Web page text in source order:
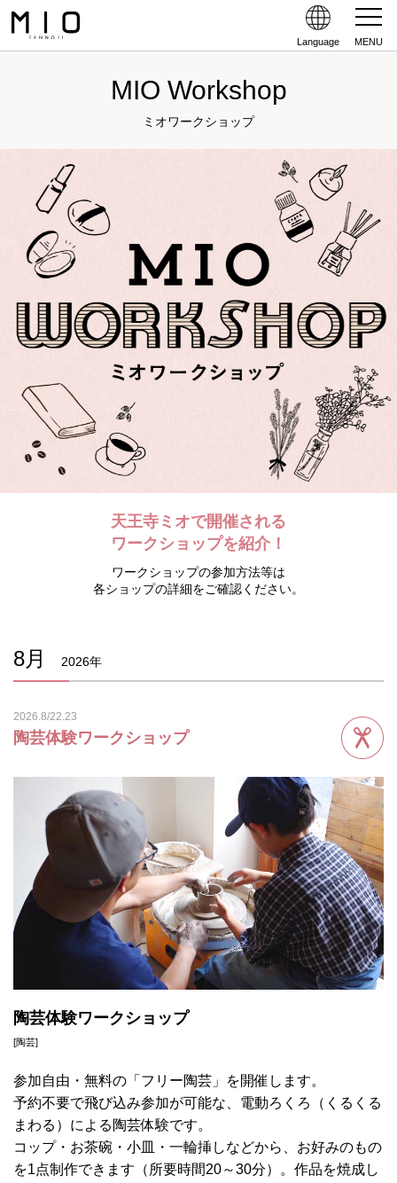
Language MENU
MIO Workshop
ミオワークショップ
天王寺ミオで開催される
ワークショップを紹介！
ワークショップの参加方法等は
各ショップの詳細をご確認ください。
8月 2026年
2026.8/22.23
陶芸体験ワークショップ
陶芸体験ワークショップ
[陶芸]
参加自由・無料の「フリー陶芸」を開催します。
予約不要で飛び込み参加が可能な、電動ろくろ（くるくる
まわる）による陶芸体験です。
コップ・お茶碗・小皿・一輪挿しなどから、お好みのもの
を1点制作できます（所要時間20～30分）。作品を焼成し